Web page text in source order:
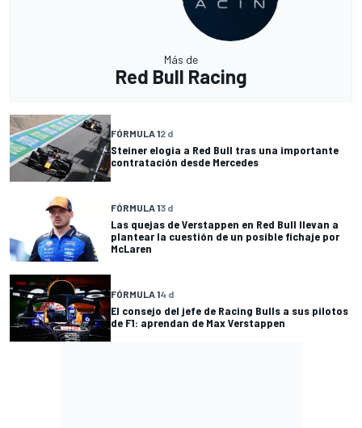
Más de
Red Bull Racing
FÓRMULA 12 d
Steiner elogia a Red Bull tras una importante
contratación desde Mercedes
FÓRMULA 13 d
Las quejas de Verstappen en Red Bull llevan a
plantear la cuestión de un posible fichaje por
McLaren
FÓRMULA 14 d
El consejo del jefe de Racing Bulls a sus pilotos
de F1: aprendan de Max Verstappen